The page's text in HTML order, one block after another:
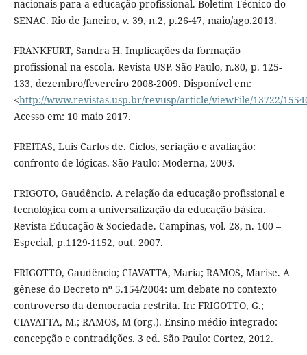
nacionais para a educação profissional. Boletim Técnico do
SENAC. Rio de Janeiro, v. 39, n.2, p.26-47, maio/ago.2013.
FRANKFURT, Sandra H. Implicações da formação
profissional na escola. Revista USP. São Paulo, n.80, p. 125-
133, dezembro/fevereiro 2008-2009. Disponível em:
<http://www.revistas.usp.br/revusp/article/viewFile/13722/
Acesso em: 10 maio 2017.
FREITAS, Luis Carlos de. Ciclos, seriação e avaliação:
confronto de lógicas. São Paulo: Moderna, 2003.
FRIGOTO, Gaudêncio. A relação da educação profissional e
tecnológica com a universalização da educação básica.
Revista Educação & Sociedade. Campinas, vol. 28, n. 100 –
Especial, p.1129-1152, out. 2007.
FRIGOTTO, Gaudêncio; CIAVATTA, Maria; RAMOS, Marise. A
gênese do Decreto nº 5.154/2004: um debate no contexto
controverso da democracia restrita. In: FRIGOTTO, G.;
CIAVATTA, M.; RAMOS, M (org.). Ensino médio integrado:
concepção e contradições. 3 ed. São Paulo: Cortez, 2012.